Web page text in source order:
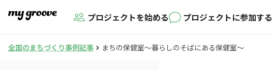
プロジェクトを始める プロジェクトに参加する
全国のまちづくり事例記事 まちの保健室～暮らしのそばにある保健室～